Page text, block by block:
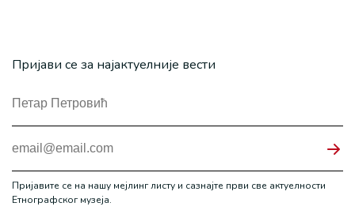
Пријави се за најактуелније вести
Пријавите се на нашу мејлинг листу и сазнајте први све актуелности
Етнографског музеја.